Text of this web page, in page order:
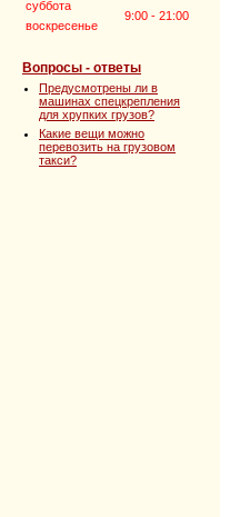
суббота
9:00 - 21:00
воскресенье
Вопросы - ответы
Предусмотрены ли в
машинах спецкрепления
для хрупких грузов?
Какие вещи можно
перевозить на грузовом
такси?